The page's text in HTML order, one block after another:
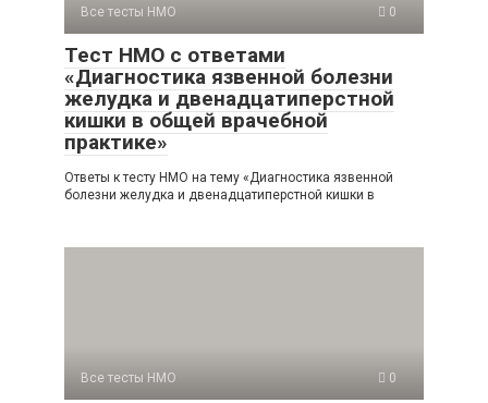
Все тесты НМО 0
Тест НМО с ответами
«Диагностика язвенной болезни
желудка и двенадцатиперстной
кишки в общей врачебной
практике»
Ответы к тесту НМО на тему «Диагностика язвенной
болезни желудка и двенадцатиперстной кишки в
Все тесты НМО 0